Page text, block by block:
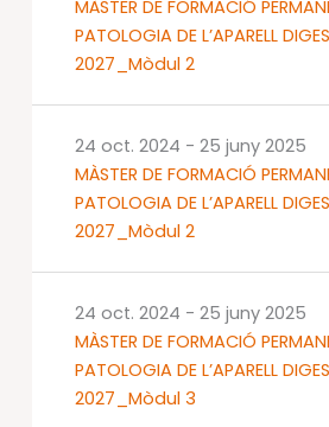
MÀSTER DE FORMACIÓ
PATOLOGIA DE L’APARELL
2027_Mòdul 2
MÀSTER DE FORMACIÓ
PATOLOGIA DE L’APARELL
2027_Mòdul 2
24 oct. 2024 - 25 juny 2025
MÀSTER DE FORMACIÓ
PATOLOGIA DE L’APARELL
2027_Mòdul 3
24 oct. 2024 - 25 juny 2025